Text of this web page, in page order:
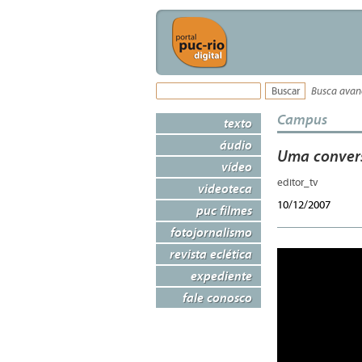
Busca
texto
áudio
vídeo
videoteca
puc filmes
fotojornalismo
revista eclética
expediente
fale conosco
Campus
Uma
editor_tv
10/12/2007